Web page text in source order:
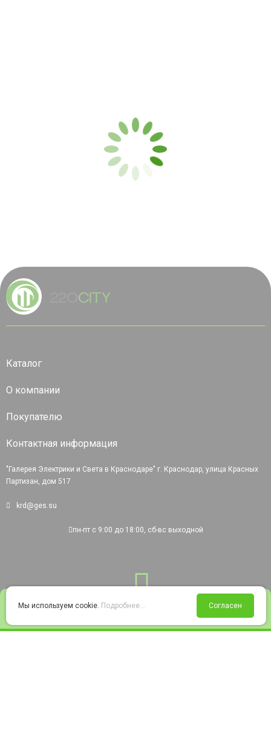
Войти Избранное Корзина
Каталог
О компании
Покупателю
Контактная информация
"Галерея Электрики и Света в Краснодаре" г. Краснодар, улица Красных
Партизан, дом 517
krd@ges.su
пн-пт с 9:00 до 18:00, сб-вс выходной
Мы используем cookie. Подробнее... Согласен